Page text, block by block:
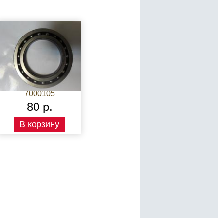
7000105
80 р.
В корзину